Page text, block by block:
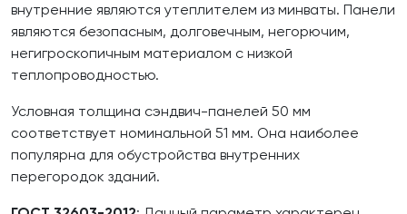
внутренние являются утеплителем из минваты. Панели
являются безопасным, долговечным, негорючим,
негигроскопичным материалом с низкой
теплопроводностью.
Условная толщина сэндвич-панелей 50 мм
соответствует номинальной 51 мм. Она наиболее
популярна для обустройства внутренних
перегородок зданий.